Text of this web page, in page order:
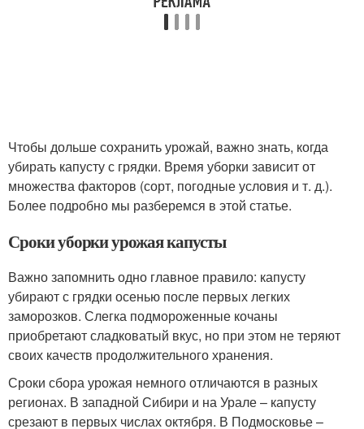
Чтобы дольше сохранить урожай, важно знать, когда
убирать капусту с грядки. Время уборки зависит от
множества факторов (сорт, погодные условия и т. д.).
Более подробно мы разберемся в этой статье.
Сроки уборки урожая капусты
Важно запомнить одно главное правило: капусту
убирают с грядки осенью после первых легких
заморозков. Слегка подмороженные кочаны
приобретают сладковатый вкус, но при этом не теряют
своих качеств продолжительного хранения.
Сроки сбора урожая немного отличаются в разных
регионах. В западной Сибири и на Урале – капусту
срезают в первых числах октября. В Подмосковье –